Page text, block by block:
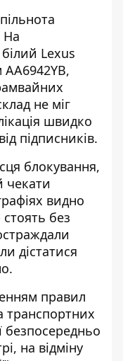
На
Lexus
не міг
швидко
підписників.
блокування,
чекати
видно
без
дістатися
правил
транспортних
безпосередньо
на відміну